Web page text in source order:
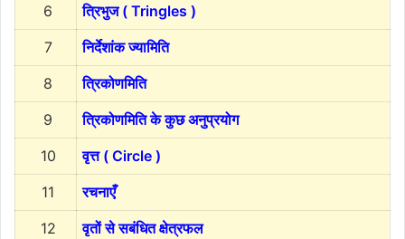
6
त्रिभुज ( Tringles )
7
निर्देशांक ज्यामिति
8
त्रिकोणमिति
9
त्रिकोणमिति के कुछ अनुप्रयोग
10
वृत्त ( Circle )
11
रचनाएँ
12
वृतों से सबंधित क्षेत्रफल